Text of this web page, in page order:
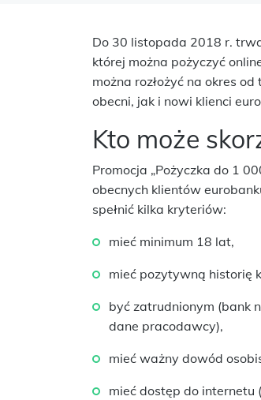
Do 30 listopada 2018 r.
której można pożyczyć
można rozłożyć na okres
obecni, jak i nowi klienci
Kto może
Promocja „Pożyczka do 1
obecnych klientów
spełnić kilka kryteriów:
mieć minimum 18 lat,
mieć pozytywną historię
być zatrudnionym (bank
dane pracodawcy),
mieć ważny dowód
mieć dostęp do internetu